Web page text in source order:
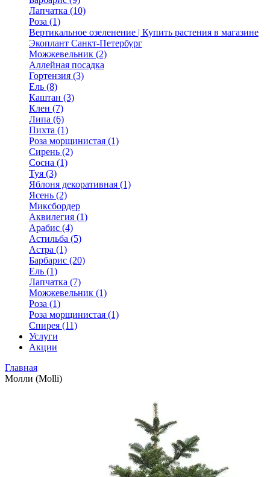
Лапчатка (10)
Роза (1)
Вертикальное озеленение | Купить растения в магазине
Экоплант Санкт-Петербург
Можжевельник (2)
Аллейная посадка
Гортензия (3)
Ель (8)
Каштан (3)
Клен (7)
Липа (6)
Пихта (1)
Роза морщинистая (1)
Сирень (2)
Сосна (1)
Туя (3)
Яблоня декоративная (1)
Ясень (2)
Миксбордер
Аквилегия (1)
Арабис (4)
Астильба (5)
Астра (1)
Барбарис (20)
Ель (1)
Лапчатка (7)
Можжевельник (1)
Роза (1)
Роза морщинистая (1)
Спирея (11)
Услуги
Акции
Главная
Молли (Molli)